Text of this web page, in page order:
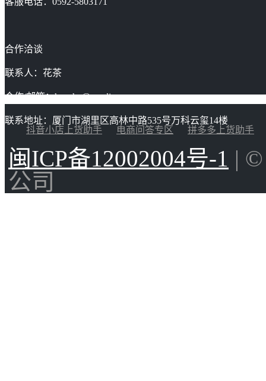
合作洽谈
联系人：花茶
合作/邮箱：huacha@gaoding.com
联系地址：厦门市湖里区高林中路535号万科云玺14楼
抖音小店上货助手
电商问答专区 拼多多上货助手
闽ICP备12002004号-1 |
公司